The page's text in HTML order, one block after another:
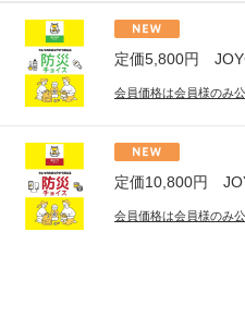
定価5,800円
会員価格は会員様のみ
定価10,800円
会員価格は会員様のみ